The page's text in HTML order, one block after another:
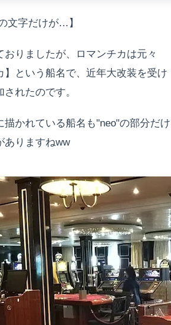
文字だけが…】
おりましたが、ロマンチカは元々
】という船名で、近年大改装を受け
れたのです。
描かれている船名も"neo"の部分だけ
ありますねww